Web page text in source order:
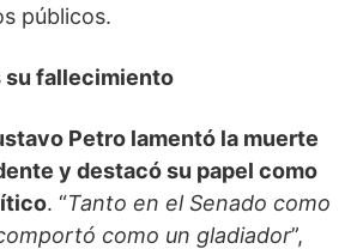
públicos.
su fallecimiento
Petro lamentó la muerte
y destacó su papel como
. “Tanto en el Senado como
como un gladiador”,